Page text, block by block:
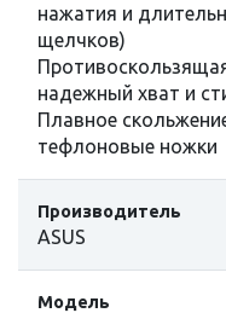
нажатия и
щелчков)
надежный хват и
Плавное
тефлоновые ножки
Производитель
ASUS
Модель